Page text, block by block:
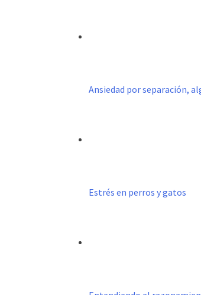
Ansiedad por separación,
Estrés en perros y gatos